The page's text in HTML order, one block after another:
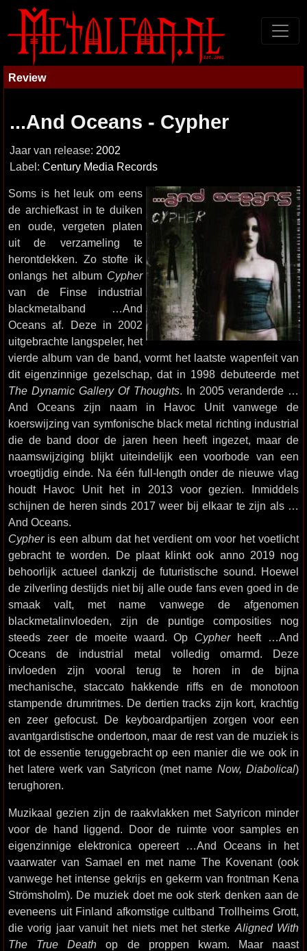
Review
...And Oceans - Cypher
Jaar van release: 2002
Label: Century Media Records
Soms is het leuk om eens
de archiefkast in te duiken
en oude, vergeten platen
uit de verzameling te
herontdekken. Zo stofte ik
onlangs het album Cypher
van de Finse industrial
blackmetalband …And
Oceans af. Deze in 2002
uitgebrachte langspeler, het
vierde album van de band, vormt het laatste wapenfeit van
dit eigenzinnige gezelschap, dat in 1998 debuteerde met
The Dynamic Gallery Of Thoughts. In 2005 veranderde …
And Oceans zijn naam in Havoc Unit vanwege de
koerswijzing van symfonische black metal richting industrial
die de band door de jaren heen heeft ingezet, maar de
naamswijziging blijkt uiteindelijk een voorbode van een
vroegtijdig einde. Na één full-length onder de nieuwe vlag
houdt Havoc Unit het in 2013 voor gezien. Inmiddels
schijnen de heren sinds 2017 weer bij elkaar te zijn als …
And Oceans.
Cypheris een album dat het verdient om voor het voetlicht
gebracht te worden. De plaat klinkt ook anno 2019 nog
behoorlijk actueel dankzij de futuristische sound. Hoewel
de zilverling destijds niet bij alle oude fans even goed in de
smaak valt, met name vanwege de afgenomen
blackmetalinvloeden, zijn de puntige composities nog
steeds zeer de moeite waard. Op Cypherheeft …And
Oceans de industrial metal volledig omarmd. Deze
invloeden zijn vooral terug te horen in de bijna
mechanische, staccato hakkende riffs en de monotoon
stampende drumritmes. De dertien tracks zijn kort, krachtig
en zeer gefocust. De keyboardpartijen zorgen voor een
avantgardistische ondertoon, maar de rest van de muziek is
tot de essentie teruggebracht op een manier die we ook in
het latere werk van Satyricon (met name Now, Diabolical)
terughoren.
Muzikaal gezien zijn de raakvlakken met Satyricon minder
voor de hand liggend. Door de ruimte voor samples en
eigenzinnige elektronica opereert …And Oceans in het
vaarwater van Samael en met name The Kovenant (ook
vanwege het intense gekrijs en gekerm van frontman Kena
Strömsholm). De muziek doet me ook sterk denken aan de
eveneens uit Finland afkomstige cultband Trollheims Grott,
die vorig jaar vanuit het niets met het sterke Aligned With
The True Death op de proppen kwam. Maar naast